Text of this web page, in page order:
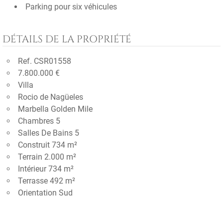
Parking pour six véhicules
DÉTAILS DE LA PROPRIÉTÉ
Ref. CSR01558
7.800.000 €
Villa
Rocio de Nagüeles
Marbella Golden Mile
Chambres 5
Salles De Bains 5
Construit 734 m²
Terrain 2.000 m²
Intérieur 734 m²
Terrasse 492 m²
Orientation Sud